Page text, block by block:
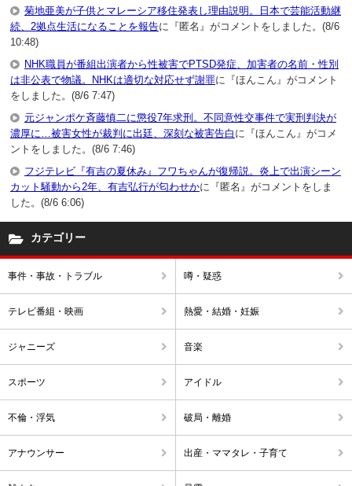
菊地亜美が子供とマレーシア移住発表し理由説明。日本で芸能活動継
続、2拠点生活になることを報告に『匿名』がコメントをしました。(8/6
10:48)
NHK職員が番組出演者から性被害でPTSD発症、加害者の名前・性別
は非公表で物議。NHKは適切な対応せず謝罪に『ほんこん』がコメント
をしました。(8/6 7:47)
元ジャンポケ斉藤慎二に懲役7年求刑。不同意性交事件で実刑判決が
濃厚に…被害女性が裁判に出廷、深刻な被害告白 に『ほんこん』がコメ
ントをしました。(8/6 7:46)
フジテレビ『有吉の夏休み』フワちゃんが復帰説。炎上で出演シーン
カット騒動から2年、有吉弘行が匂わせかに『匿名』がコメントをしま
した。(8/6 6:06)
カテゴリー
事件・事故・トラブル 噂・疑惑
テレビ番組・映画 熱愛・結婚・妊娠
ジャニーズ 音楽
スポーツ アイドル
不倫・浮気 破局・離婚
アナウンサー 出産・ママタレ・子育て